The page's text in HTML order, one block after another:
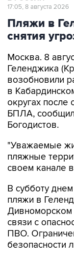
17:05, 8 августа 2026
Пляжи в
снятия
Москва. 8
Геленджика
возобновили
в
округах после
БПЛА, сообщил
Богодистов.
"Уважаемые
пляжные
своем канале
В субботу
пляжи в
Дивноморском
связи с
ПВО.
безопасности